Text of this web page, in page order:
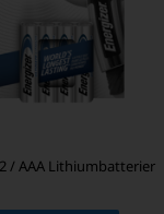
/ AAA Lithiumbatterier